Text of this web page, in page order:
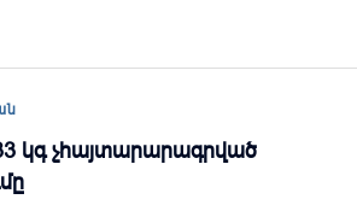
կգ չհայտարարագրված